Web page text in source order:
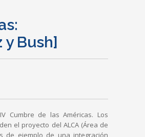
Bush]
Cumbre de las Américas. Los
el proyecto del ALCA (Área de
de ejemplo de una integración